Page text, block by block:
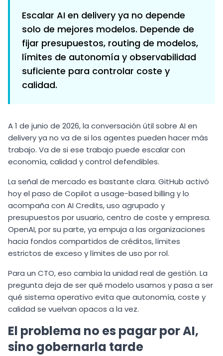
Escalar AI en delivery ya no depende
solo de mejores modelos. Depende de
fijar presupuestos, routing de modelos,
límites de autonomía y observabilidad
suficiente para controlar coste y
calidad.
A 1 de junio de 2026, la conversación útil sobre AI en
delivery ya no va de si los agentes pueden hacer más
trabajo. Va de si ese trabajo puede escalar con
economía, calidad y control defendibles.
La señal de mercado es bastante clara. GitHub activó
hoy el paso de Copilot a usage-based billing y lo
acompaña con AI Credits, uso agrupado y
presupuestos por usuario, centro de coste y empresa.
OpenAI, por su parte, ya empuja a las organizaciones
hacia fondos compartidos de créditos, límites
estrictos de exceso y límites de uso por rol.
Para un CTO, eso cambia la unidad real de gestión. La
pregunta deja de ser qué modelo usamos y pasa a ser
qué sistema operativo evita que autonomía, coste y
calidad se vuelvan opacos a la vez.
El problema no es pagar por AI,
sino gobernarla tarde